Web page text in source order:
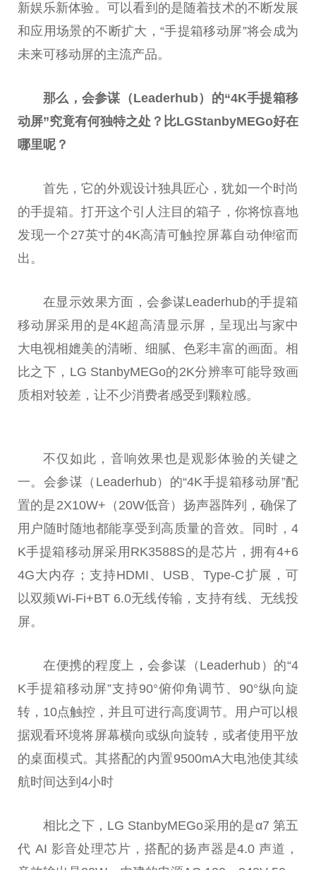
新娱乐新体验。可以看到的是随着技术的不断发展
和应用场景的不断扩大，“手提箱移动屏”将会成为
未来可移动屏的主流产品。
那么，会参谋（Leaderhub）的“4K手提箱移
动屏”究竟有何独特之处？比LGStanbyMEGo好在
哪里呢？
首先，它的外观设计独具匠心，犹如一个时尚
的手提箱。打开这个引人注目的箱子，你将惊喜地
发现一个27英寸的4K高清可触控屏幕自动伸缩而
出。
在显示效果方面，会参谋Leaderhub的手提箱
移动屏采用的是4K超高清显示屏，呈现出与家中
大电视相媲美的清晰、细腻、色彩丰富的画面。相
比之下，LG StanbyMEGo的2K分辨率可能导致画
质相对较差，让不少消费者感受到颗粒感。
不仅如此，音响效果也是观影体验的关键之
一。会参谋（Leaderhub）的“4K手提箱移动屏”配
置的是2X10W+（20W低音）扬声器阵列，确保了
用户随时随地都能享受到高质量的音效。同时，4
K手提箱移动屏采用RK3588S的是芯片，拥有4+6
4G大内存；支持HDMI、USB、Type-C扩展，可
以双频Wi-Fi+BT 6.0无线传输，支持有线、无线投
屏。
在便携的程度上 ，会参谋（Leaderhub）的“4
K手提箱移动屏”支持90°俯仰角调节、90°纵向旋
转，10点触控，并且可进行高度调节。用户可以根
据观看环境将屏幕横向或纵向旋转，或者使用平放
的桌面模式。其搭配的内置9500mA大电池使其续
航时间达到4小时
相比之下，LG StanbyMEGo采用的是α7 第五
代 AI 影音处理芯片，搭配的扬声器是4.0 声道，